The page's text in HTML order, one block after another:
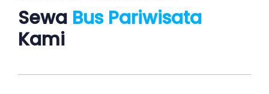
Sewa Bus Pariwisata
Kami